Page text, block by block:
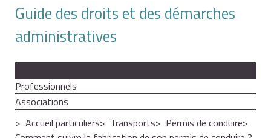
Guide des droits et des démarches
administratives
Professionnels
Associations
Accueil particuliers
Transports
Permis de conduire